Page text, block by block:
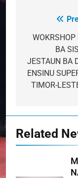
WOKRSHOP
BA
JESTAUN BA
ENSINU
TIMOR-
Related